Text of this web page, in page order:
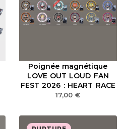
Poignée magnétique
LOVE OUT LOUD FAN
FEST 2026 : HEART RACE
17,00 €